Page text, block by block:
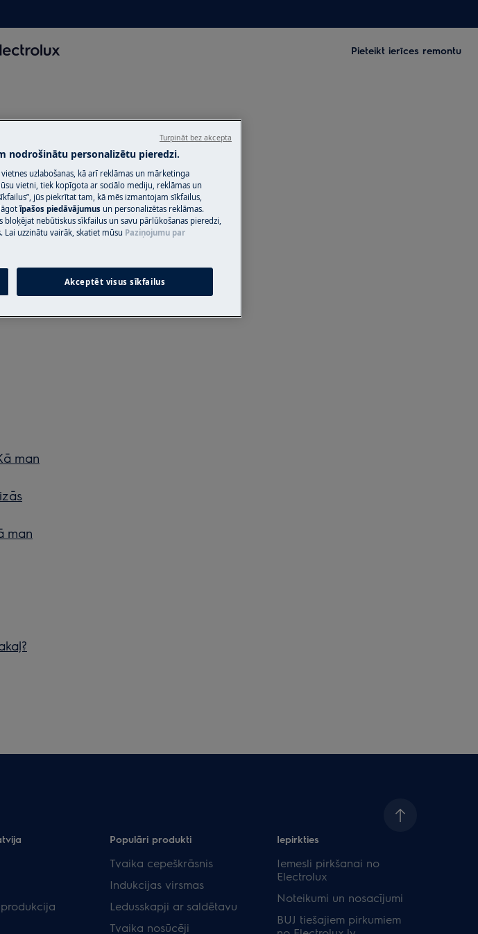
Pieteikt ierīces remontu
mūsu
man
man
Populāri produkti
Tvaika cepeškrāsnis
Indukcijas virsmas
Ledusskapji ar saldētavu
Tvaika nosūcēji
Iepirkties
Iemesli pirkšanai no
Electrolux
Noteikumi un nosacījumi
BUJ tiešajiem pirkumiem
nodrošinātu personalizētu pieredzi.
uzlabošanas, kā arī reklāmas un mārketinga
vietni, tiek kopīgota ar sociālo mediju, reklāmas un
jūs piekrītat tam, kā mēs izmantojam sīkfailus,
īpašos piedāvājumus un personalizētas reklāmas.
bloķējat nebūtiskus sīkfailus un savu pārlūkošanas pieredzi,
uzzinātu vairāk, skatiet mūsu Paziņojumu par
Akceptēt visus sīkfailus
Turpināt bez akcepta